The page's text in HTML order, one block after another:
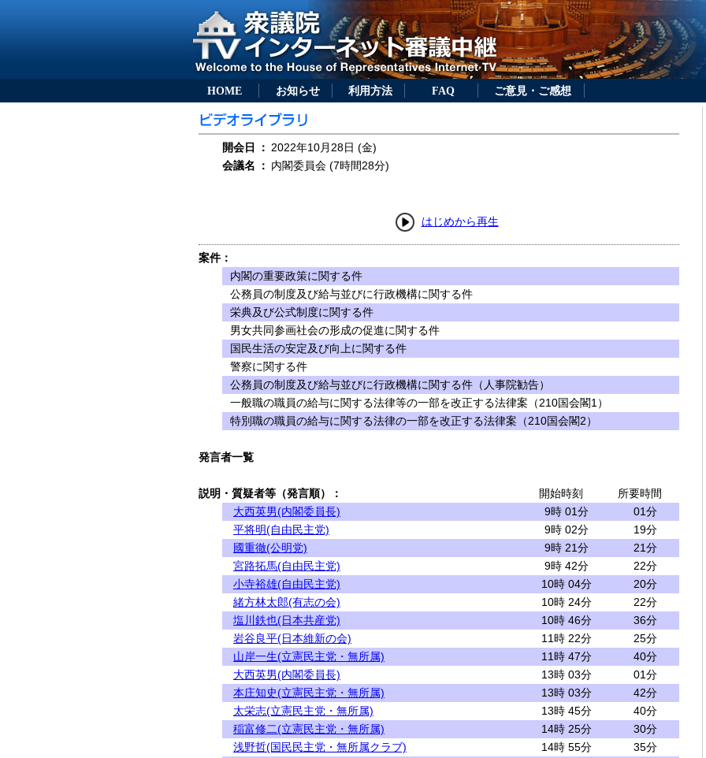
HOME お知らせ 利用方法 FAQ ご意見・ご感想
開会日 ： 2022年10月28日 (金)
会議名
： 内閣委員会 (7時間28分)
はじめから再生
案件：
内閣の重要政策に関する件
公務員の制度及び給与並びに行政機構に関する件
栄典及び公式制度に関する件
男女共同参画社会の形成の促進に関する件
国民生活の安定及び向上に関する件
警察に関する件
公務員の制度及び給与並びに行政機構に関する件（人事院勧告）
一般職の職員の給与に関する法律等の一部を改正する法律案（210国会閣1）
特別職の職員の給与に関する法律の一部を改正する法律案（210国会閣2）
発言者一覧
説明・質疑者等（発言順）： 開始時刻
所要時間
大西英男(内閣委員長)
9時 01分
01分
平将明(自由民主党)
9時 02分
19分
國重徹(公明党)
9時 21分
21分
宮路拓馬(自由民主党)
9時 42分
22分
小寺裕雄(自由民主党)
10時 04分
20分
緒方林太郎(有志の会)
10時 24分
22分
塩川鉄也(日本共産党)
10時 46分
36分
岩谷良平(日本維新の会)
11時 22分
25分
山岸一生(立憲民主党・無所属)
11時 47分
40分
大西英男(内閣委員長)
13時 03分
01分
本庄知史(立憲民主党・無所属)
13時 03分
42分
太栄志(立憲民主党・無所属)
13時 45分
40分
稲富修二(立憲民主党・無所属)
14時 25分
30分
浅野哲(国民民主党・無所属クラブ)
14時 55分
35分